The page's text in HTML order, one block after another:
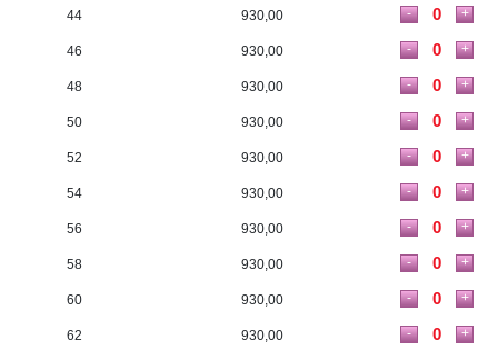
44 930,00 +
-
46 930,00 +
-
48 930,00 +
-
50 930,00 +
-
52 930,00 +
-
54 930,00 +
-
56 930,00 +
-
58 930,00 +
-
60 930,00 +
-
62 930,00 +
-